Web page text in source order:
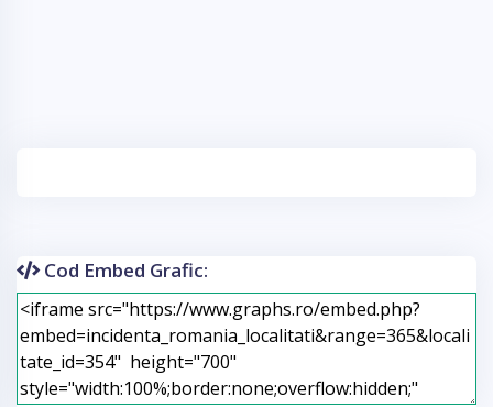
Cod Embed Grafic: